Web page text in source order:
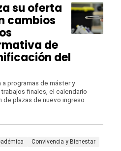
su oferta
cambios
de
del
programas de máster y
finales, el calendario
de plazas de nuevo ingreso
Convivencia y Bienestar